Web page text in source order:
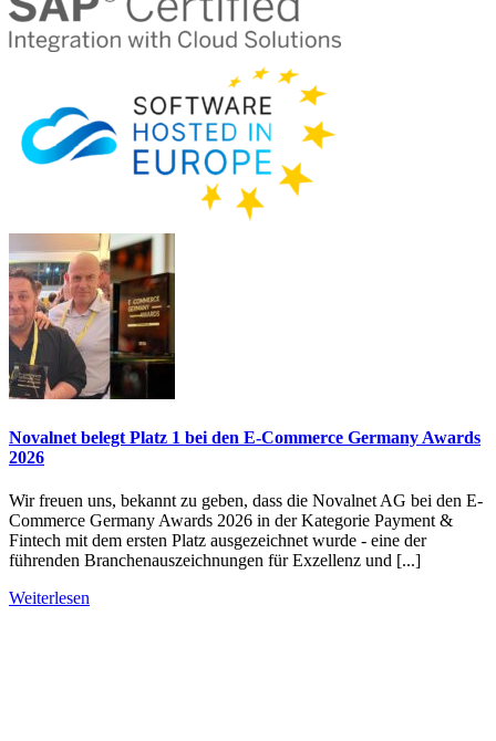
Novalnet belegt Platz 1 bei den E-Commerce Germany Awards
2026
Wir freuen uns, bekannt zu geben, dass die Novalnet AG bei den E-
Commerce Germany Awards 2026 in der Kategorie Payment &
Fintech mit dem ersten Platz ausgezeichnet wurde - eine der
führenden Branchenauszeichnungen für Exzellenz und [...]
Weiterlesen